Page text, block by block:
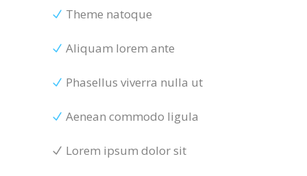
Theme natoque
Aliquam lorem ante
Phasellus viverra nulla ut
Aenean commodo ligula
Lorem ipsum dolor sit